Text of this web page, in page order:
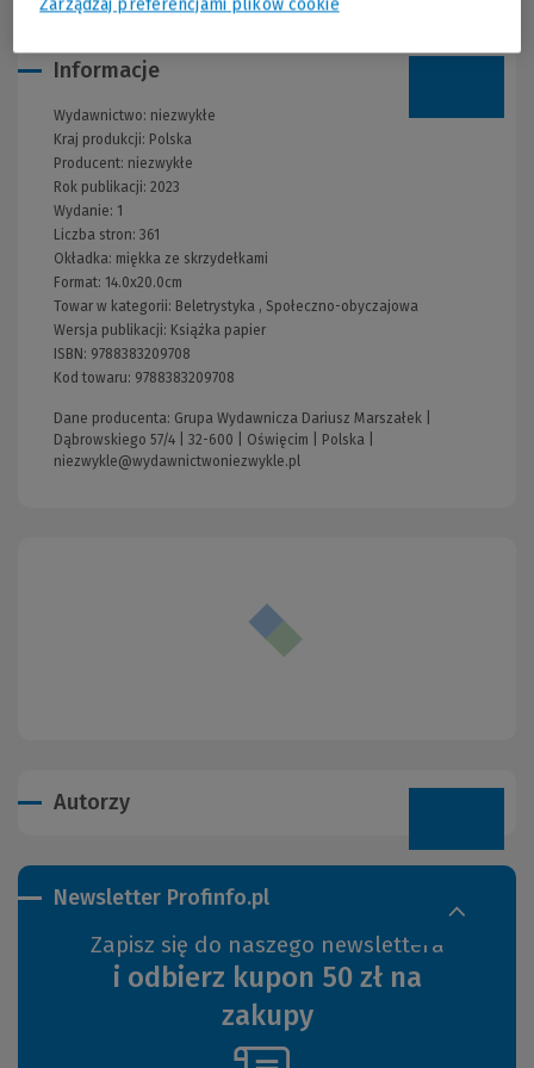
Informacje
Wydawnictwo: niezwykłe
Kraj produkcji: Polska
Producent: niezwykłe
Rok publikacji: 2023
Wydanie: 1
Liczba stron: 361
Okładka: miękka ze skrzydełkami
Format: 14.0x20.0cm
Towar w kategorii: Beletrystyka , Społeczno-obyczajowa
Wersja publikacji: Książka papier
ISBN: 9788383209708
Kod towaru: 9788383209708
Dane producenta: Grupa Wydawnicza Dariusz Marszałek |
Dąbrowskiego 57/4 | 32-600 | Oświęcim | Polska |
niezwykle@wydawnictwoniezwykle.pl
Autorzy
Newsletter Profinfo.pl
Zapisz się do naszego newslettera
i odbierz kupon 50 zł na
zakupy
Zarządzaj preferencjami plików cookie